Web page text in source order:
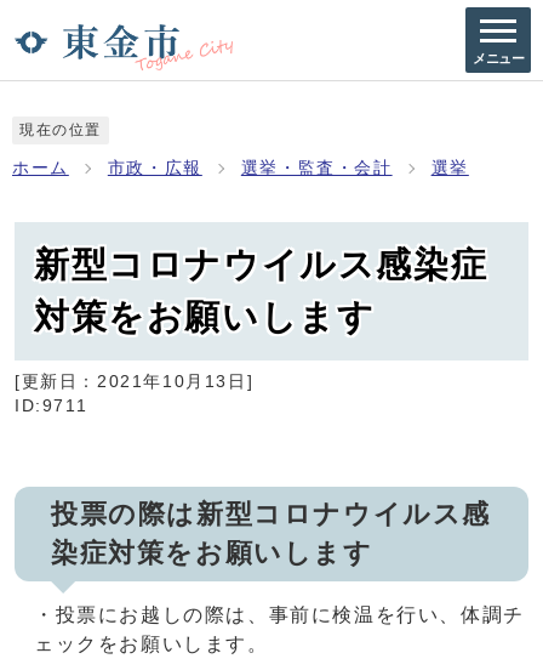
メニュー
現在の位置
ホーム 市政・広報 選挙・監査・会計 選挙
新型コロナウイルス感染症
対策をお願いします
[更新日： 2021年10月13日 ]
ID:9711
投票の際は新型コロナウイルス感
染症対策をお願いします
・投票にお越しの際は、事前に検温を行い、体調チ
ェックをお願いします。